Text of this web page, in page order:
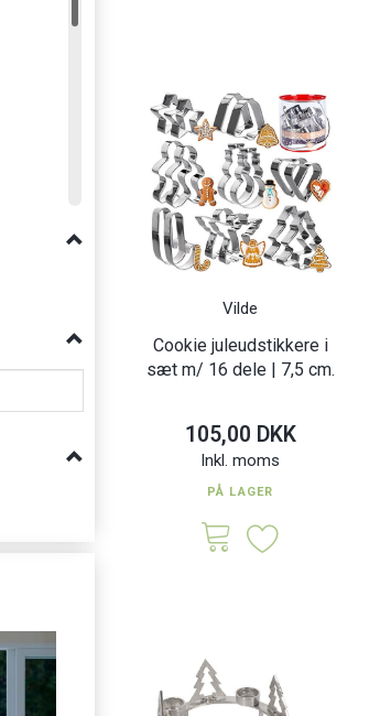
Vilde
Cookie juleudstikkere i
sæt m/ 16 dele | 7,5 cm.
105,00 DKK
Inkl. moms
PÅ LAGER